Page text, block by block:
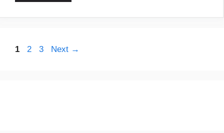
Page
1 Page
2 Page
3 Next →